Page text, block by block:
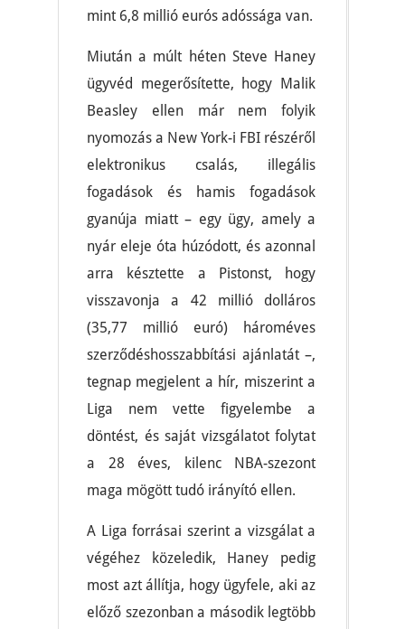
mint 6,8 millió eurós adóssága van.
Miután a múlt héten Steve Haney
ügyvéd megerősítette, hogy Malik
Beasley ellen már nem folyik
nyomozás a New York-i FBI részéről
elektronikus csalás, illegális
fogadások és hamis fogadások
gyanúja miatt – egy ügy, amely a
nyár eleje óta húzódott, és azonnal
arra késztette a Pistonst, hogy
visszavonja a 42 millió dolláros
(35,77 millió euró) hároméves
szerződéshosszabbítási ajánlatát –,
tegnap megjelent a hír, miszerint a
Liga nem vette figyelembe a
döntést, és saját vizsgálatot folytat
a 28 éves, kilenc NBA-szezont
maga mögött tudó irányító ellen.
A Liga forrásai szerint a vizsgálat a
végéhez közeledik, Haney pedig
most azt állítja, hogy ügyfele, aki az
előző szezonban a második legtöbb